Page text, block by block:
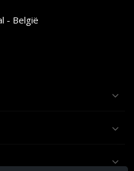
- België